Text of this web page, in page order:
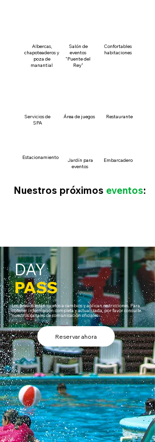
Albercas,
chapoteaderos y
poza de
manantial
Salón de
eventos
"Puente del
Rey"
Confortables
habitaciones
Servicios de
SPA
Restaurante
Área de juegos
Estacionamiento
Jardín para
eventos
Embarcadero
Nuestros próximos eventos:
DAY
PASS
Los precios están sujetos a cambios y aplican restricciones. Para
obtener información completa y actualizada, por favor consulte
nuestros canales de comunicación oficiales.
Reservar ahora